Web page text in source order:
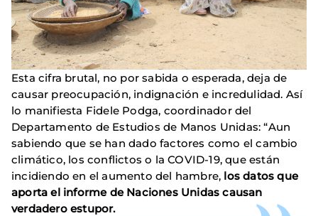
Esta cifra brutal, no por sabida o esperada, deja de
causar preocupación, indignación e incredulidad. Así
lo manifiesta Fidele Podga, coordinador del
Departamento de Estudios de Manos Unidas: “Aun
sabiendo que se han dado factores como el cambio
climático, los conflictos o la COVID-19, que están
incidiendo en el aumento del hambre, los datos que
aporta el informe de Naciones Unidas causan
verdadero estupor.